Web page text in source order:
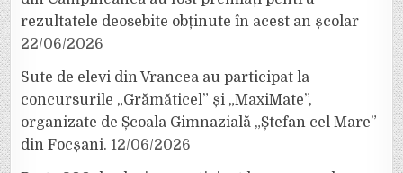
rezultatele deosebite obținute în acest an școlar
22/06/2026
Sute de elevi din Vrancea au participat la
concursurile „Grămăticel” și „MaxiMate”,
organizate de Școala Gimnazială „Ștefan cel Mare”
din Focșani. 12/06/2026